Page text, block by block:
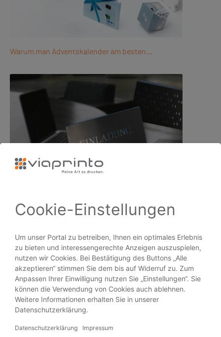
Warum man Adventskalender am besten…
PRODUKTE
Broschüren
Flyer
Visitenkarten
Aufkleber